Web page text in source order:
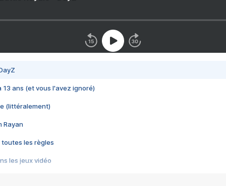
13 ans (et vous l'avez ignoré)
(littéralement)
Rayan
toutes les règles
les jeux vidéo